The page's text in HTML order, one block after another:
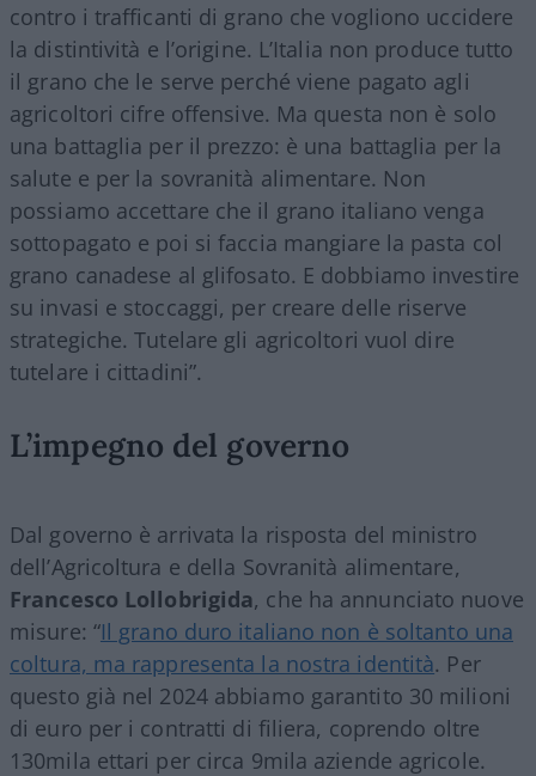
contro i trafficanti di grano che vogliono uccidere
la distintività e l’origine. L’Italia non produce tutto
il grano che le serve perché viene pagato agli
agricoltori cifre offensive. Ma questa non è solo
una battaglia per il prezzo: è una battaglia per la
salute e per la sovranità alimentare. Non
possiamo accettare che il grano italiano venga
sottopagato e poi si faccia mangiare la pasta col
grano canadese al glifosato. E dobbiamo investire
su invasi e stoccaggi, per creare delle riserve
strategiche. Tutelare gli agricoltori vuol dire
tutelare i cittadini”.
L’impegno del governo
Dal governo è arrivata la risposta del ministro
dell’Agricoltura e della Sovranità alimentare,
Francesco Lollobrigida, che ha annunciato nuove
misure: “Il grano duro italiano non è soltanto una
coltura, ma rappresenta la nostra identità. Per
questo già nel 2024 abbiamo garantito 30 milioni
di euro per i contratti di filiera, coprendo oltre
130mila ettari per circa 9mila aziende agricole.